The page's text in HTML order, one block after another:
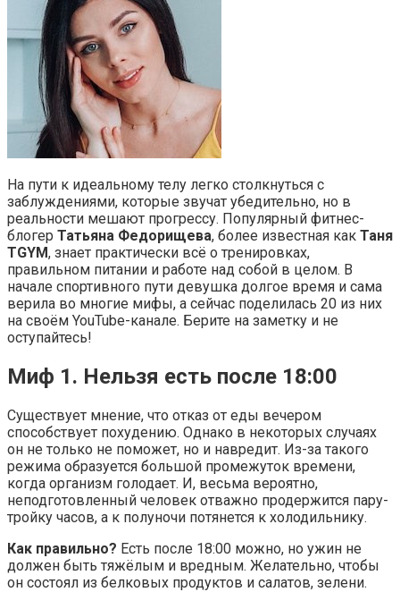
На пути к идеальному телу легко столкнуться с
заблуждениями, которые звучат убедительно, но в
реальности мешают прогрессу. Популярный фитнес-
блогер Татьяна Федорищева, более известная как Таня
TGYM, знает практически всё о тренировках,
правильном питании и работе над собой в целом. В
начале спортивного пути девушка долгое время и сама
верила во многие мифы, а сейчас поделилась 20 из них
на своём YouTube-канале. Берите на заметку и не
оступайтесь!
Миф 1. Нельзя есть после 18:00
Существует мнение, что отказ от еды вечером
способствует похудению. Однако в некоторых случаях
он не только не поможет, но и навредит. Из-за такого
режима образуется большой промежуток времени,
когда организм голодает. И, весьма вероятно,
неподготовленный человек отважно продержится пару-
тройку часов, а к полуночи потянется к холодильнику.
Как правильно? Есть после 18:00 можно, но ужин не
должен быть тяжёлым и вредным. Желательно, чтобы
он состоял из белковых продуктов и салатов, зелени.